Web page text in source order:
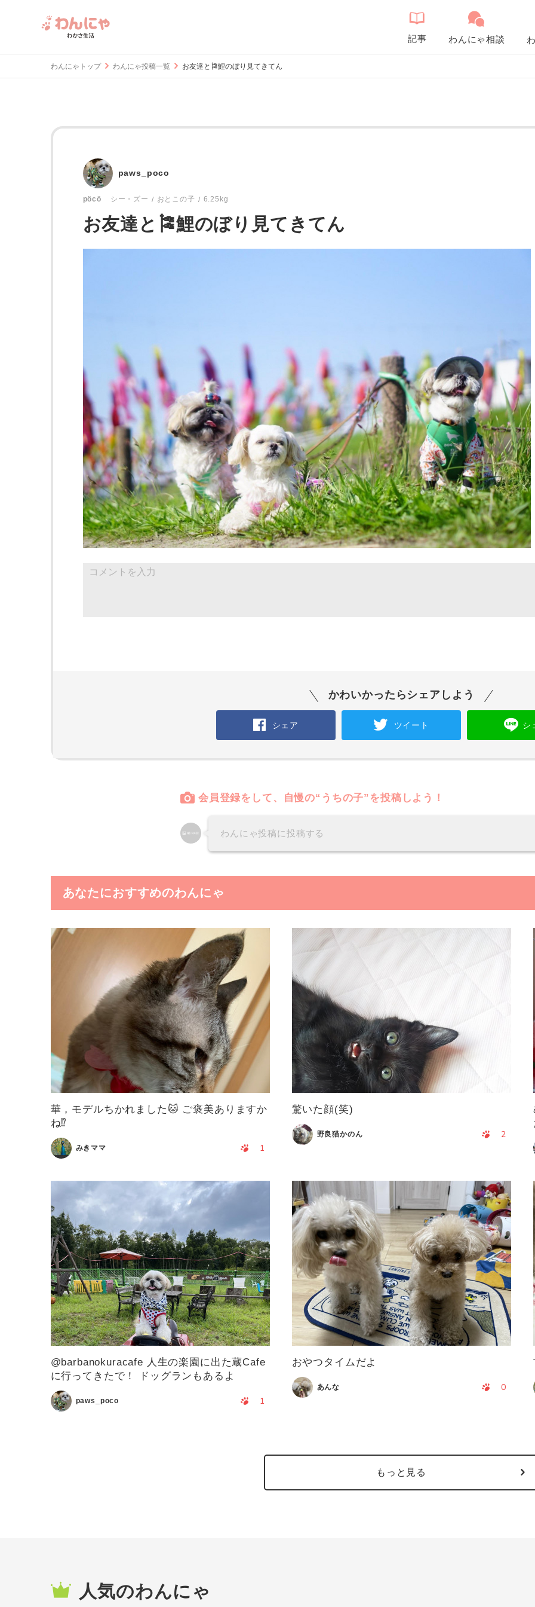
記事 わんにゃ相談
わんにゃトップ わんにゃ投稿一覧 お友達と🎏鯉のぼり見てきてん
paws_poco
pöcö シー・ズー おとこの子 6.25kg
お友達と🎏鯉のぼり見てきてん
かわいかったらシェアしよう
シェア ツイート シ
会員登録をして、自慢の“うちの子”を投稿しよう！
わんにゃ投稿に投稿する
あなたにおすすめのわんにゃ
華，モデルちかれました🐱 ご褒美ありますか
ね⁉️
みきママ 1
驚いた顔(笑)
野良猫かのん 2
@barbanokuracafe 人生の楽園に出た蔵Cafe
に行ってきたで！ ドッグランもあるよ
paws_poco 1
おやつタイムだよ
あんな 0
もっと見る
人気のわんにゃ